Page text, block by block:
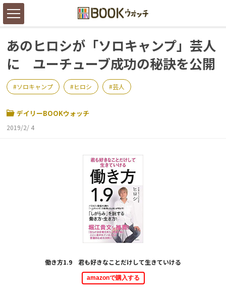
あのヒロシが「ソロキャンプ」芸人
に ユーチューブ成功の秘訣を公開
ソロキャンプ ヒロシ 芸人
デイリーBOOKウォッチ
2019/2/ 4
働き方1.9 君も好きなことだけして生きていける
amazonで購入する